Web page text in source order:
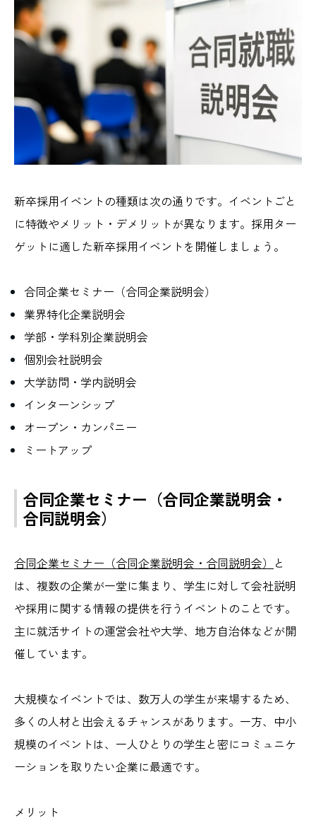
新卒採用イベントの種類は次の通りです。イベントごと
に特徴やメリット・デメリットが異なります。採用ター
ゲットに適した新卒採用イベントを開催しましょう。
合同企業セミナー（合同企業説明会）
業界特化企業説明会
学部・学科別企業説明会
個別会社説明会
大学訪問・学内説明会
インターンシップ
オープン・カンパニー
ミートアップ
合同企業セミナー（合同企業説明会・
合同説明会）
合同企業セミナー（合同企業説明会・合同説明会） と
は、複数の企業が一堂に集まり、学生に対して会社説明
や採用に関する情報の提供を行うイベントのことです。
主に就活サイトの運営会社や大学、地方自治体などが開
催しています。
大規模なイベントでは、数万人の学生が来場するため、
多くの人材と出会えるチャンスがあります。一方、中小
規模のイベントは、一人ひとりの学生と密にコミュニケ
ーションを取りたい企業に最適です。
メリット